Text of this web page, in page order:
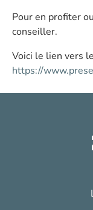
Pour en profiter
conseiller.
Voici le lien vers
https://